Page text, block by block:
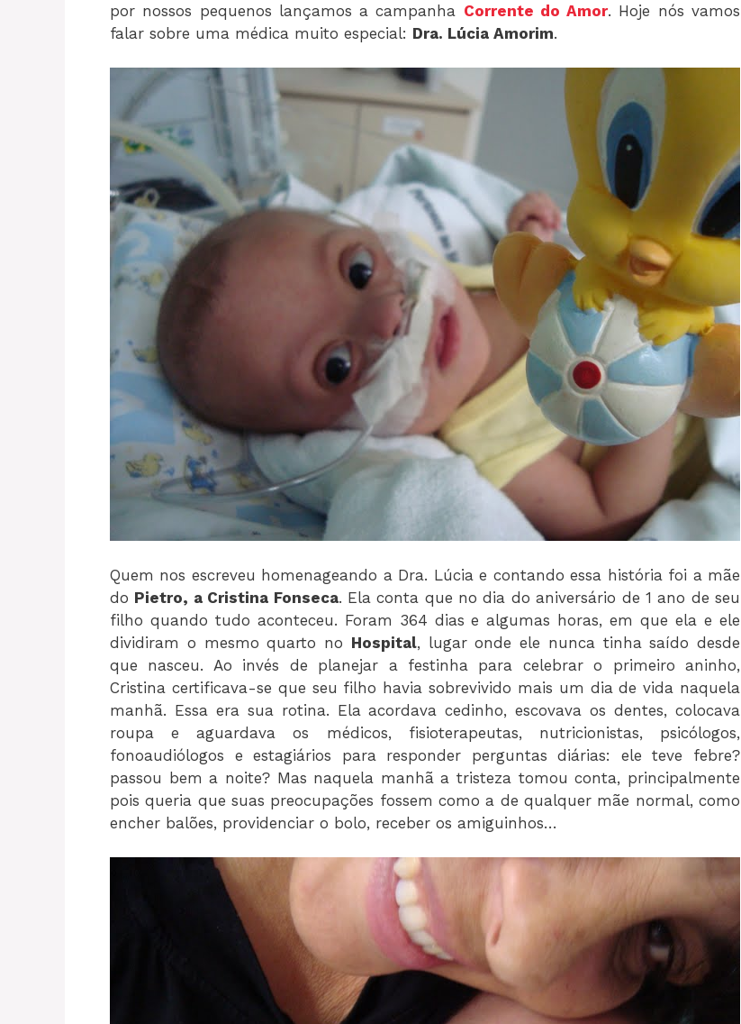
por nossos pequenos lançamos a campanha Corrente do Amor. Hoje nós vamos
falar sobre uma médica muito especial: Dra. Lúcia Amorim.
Quem nos escreveu homenageando a Dra. Lúcia e contando essa história foi a mãe
do Pietro, a Cristina Fonseca. Ela conta que no dia do aniversário de 1 ano de seu
filho quando tudo aconteceu. Foram 364 dias e algumas horas, em que ela e ele
dividiram o mesmo quarto no Hospital, lugar onde ele nunca tinha saído desde
que nasceu. Ao invés de planejar a festinha para celebrar o primeiro aninho,
Cristina certificava-se que seu filho havia sobrevivido mais um dia de vida naquela
manhã. Essa era sua rotina. Ela acordava cedinho, escovava os dentes, colocava
roupa e aguardava os médicos, fisioterapeutas, nutricionistas, psicólogos,
fonoaudiólogos e estagiários para responder perguntas diárias: ele teve febre?
passou bem a noite? Mas naquela manhã a tristeza tomou conta, principalmente
pois queria que suas preocupações fossem como a de qualquer mãe normal, como
encher balões, providenciar o bolo, receber os amiguinhos…